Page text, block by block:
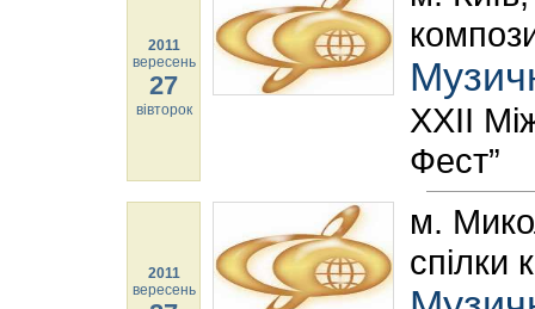
2011
вересень
27
вівторок
ХХІІ
Фест”
2011
вересень
м.
спілки